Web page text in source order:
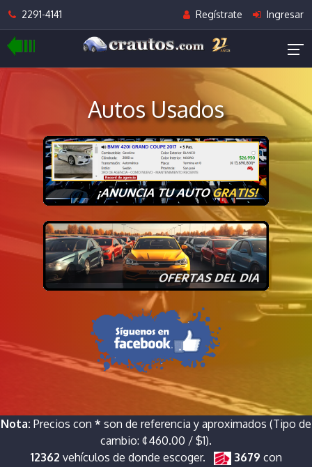
2291-4141 Regístrate Ingresar
Autos Usados
Nota: Precios con * son de referencia y aproximados (Tipo de
cambio: ¢460.00 / $1).
12362 vehículos de donde escoger. 3679 con